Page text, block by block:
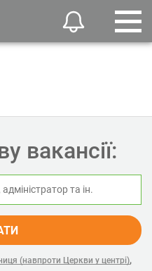
вакансії:
(навпроти Церкви у центрі),